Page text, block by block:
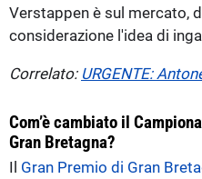
Verstappen è sul mercato,
considerazione l'idea di
Correlato: URGENTE:
Com’è cambiato il
Gran Bretagna?
Il Gran Premio di Gran